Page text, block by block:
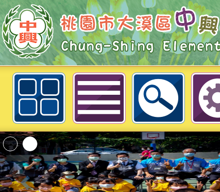
函轉越南胡志明市臺灣學校「112
教師暨代理教師甄選簡章」1份（
助公告周知，請查照。-桃園市大